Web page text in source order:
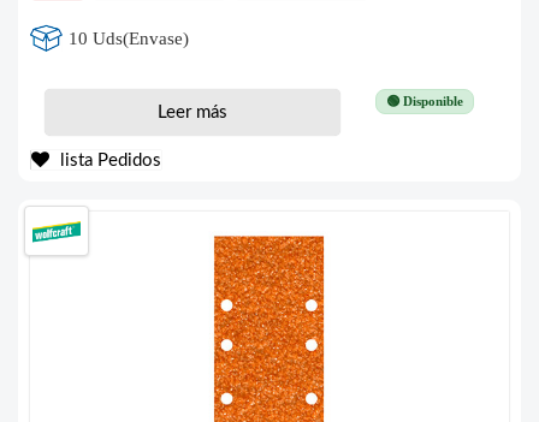
10 Uds(Envase)
🟢 Disponible
Leer más
lista Pedidos